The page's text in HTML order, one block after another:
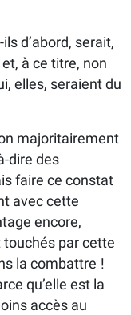
d’abord, serait,
à ce titre, non
elles, seraient du
majoritairement
dire des
faire ce constat
avec cette
encore,
par cette
la combattre !
qu’elle est la
accès au